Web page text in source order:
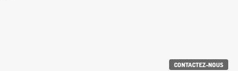
CONTACTEZ-NOUS